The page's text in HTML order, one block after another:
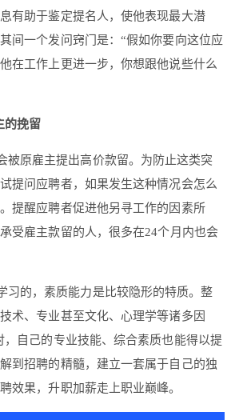
有助于鉴定提名人，使他表现最大潜
间一个发问窍门是：“假如你要向这位应
在工作上更进一步，你想跟他说些什么
的挽留
被原雇主提出高价款留。为防止这类突
提问应聘者，如果发生这种情况会怎么
提醒应聘者促进他另寻工作的因素所
受雇主款留的人，很多在24个月内也会
习的，素质能力是比较隐形的特质。整
术、专业甚至文化、心理学等诸多因
，自己的专业技能、综合素质也能得以提
到招聘的精髓，建立一套属于自己的独
效果，升职加薪走上职业巅峰。